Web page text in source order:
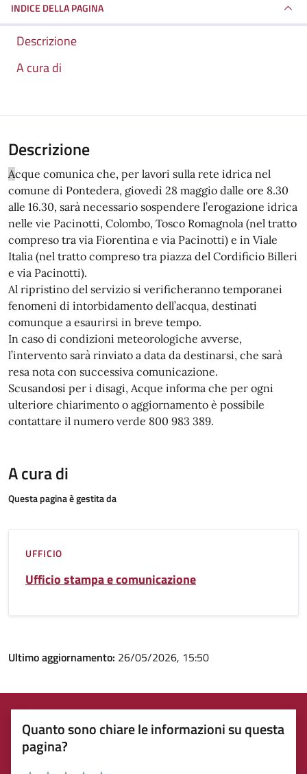
INDICE DELLA PAGINA
Descrizione
A cura di
Descrizione
Acque comunica che, per lavori sulla rete idrica nel
comune di Pontedera, giovedì 28 maggio dalle ore 8.30
alle 16.30, sarà necessario sospendere l’erogazione idrica
nelle vie Pacinotti, Colombo, Tosco Romagnola (nel tratto
compreso tra via Fiorentina e via Pacinotti) e in Viale
Italia (nel tratto compreso tra piazza del Cordificio Billeri
e via Pacinotti).
Al ripristino del servizio si verificheranno temporanei
fenomeni di intorbidamento dell’acqua, destinati
comunque a esaurirsi in breve tempo.
In caso di condizioni meteorologiche avverse,
l’intervento sarà rinviato a data da destinarsi, che sarà
resa nota con successiva comunicazione.
Scusandosi per i disagi, Acque informa che per ogni
ulteriore chiarimento o aggiornamento è possibile
contattare il numero verde 800 983 389.
A cura di
Questa pagina è gestita da
UFFICIO
Ufficio stampa e comunicazione
Ultimo aggiornamento: 26/05/2026, 15:50
Quanto sono chiare le informazioni su questa
pagina?